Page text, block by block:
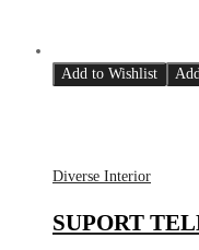
Add to Wishlist
Diverse Interior
SUPORT